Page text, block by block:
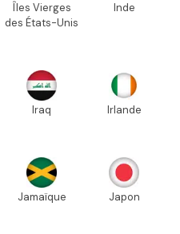
Îles Vierges
des États-Unis
Inde
Iraq Irlande
Jamaïque Japon